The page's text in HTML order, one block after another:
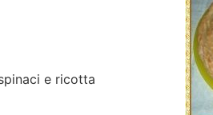
e ricotta